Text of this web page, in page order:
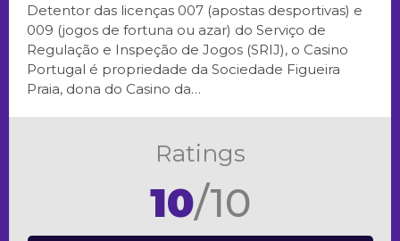
Detentor das licenças 007 (apostas desportivas) e
009 (jogos de fortuna ou azar) do Serviço de
Regulação e Inspeção de Jogos (SRIJ), o Casino
Portugal é propriedade da Sociedade Figueira
Praia, dona do Casino da…
Ratings
10/10